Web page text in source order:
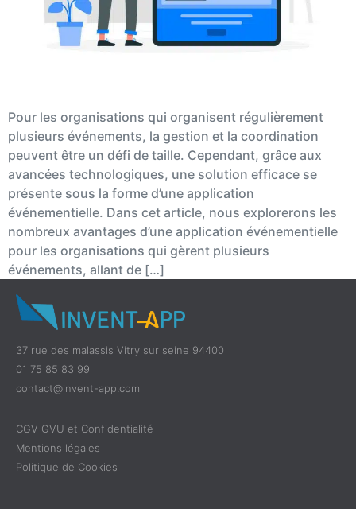
Pour les organisations qui organisent régulièrement
plusieurs événements, la gestion et la coordination
peuvent être un défi de taille. Cependant, grâce aux
avancées technologiques, une solution efficace se
présente sous la forme d’une application
événementielle. Dans cet article, nous explorerons les
nombreux avantages d’une application événementielle
pour les organisations qui gèrent plusieurs
événements, allant de […]
37 rue des malassis Vitry sur seine 94400
01 75 85 83 99
contact@invent-app.com
CGV GVU et Confidentialité
Mentions légales
Politique de Cookies